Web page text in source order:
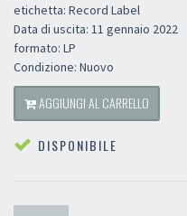
etichetta: Record Label
Data di uscita: 11 gennaio 2022
formato: LP
Condizione: Nuovo
AGGIUNGI AL CARRELLO
DISPONIBILE